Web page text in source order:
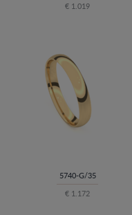
€ 1.019
5740-G/35
€ 1.172